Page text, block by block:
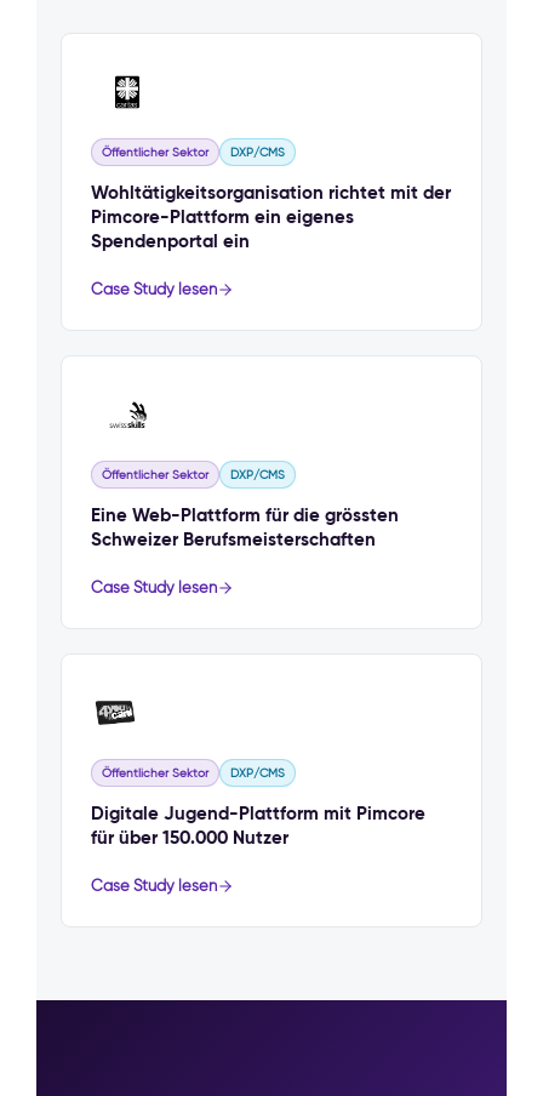
Öffentlicher Sektor DXP/CMS
Wohltätigkeitsorganisation richtet mit der
Pimcore-Plattform ein eigenes
Spendenportal ein
Case Study lesen
Öffentlicher Sektor DXP/CMS
Eine Web-Plattform für die grössten
Schweizer Berufsmeisterschaften
Case Study lesen
Öffentlicher Sektor DXP/CMS
Digitale Jugend-Plattform mit Pimcore
für über 150.000 Nutzer
Case Study lesen